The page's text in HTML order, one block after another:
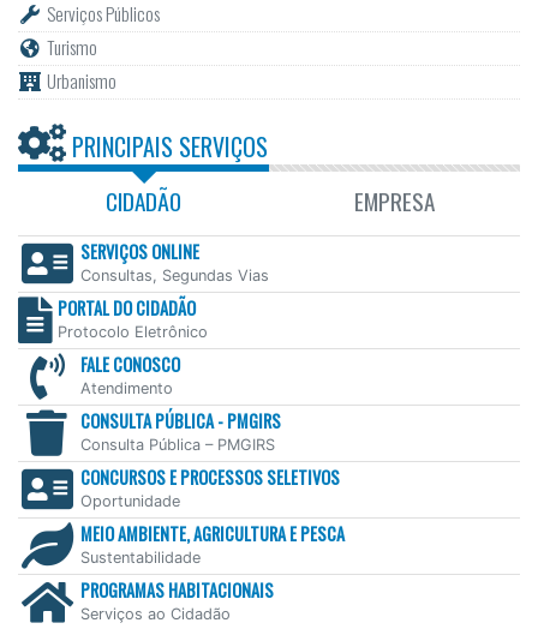
Serviços Públicos
Turismo
Urbanismo
PRINCIPAIS SERVIÇOS
CIDADÃO EMPRESA
SERVIÇOS ONLINE
Consultas, Segundas Vias
PORTAL DO CIDADÃO
Protocolo Eletrônico
FALE CONOSCO
Atendimento
CONSULTA PÚBLICA - PMGIRS
Consulta Pública – PMGIRS
CONCURSOS E PROCESSOS SELETIVOS
Oportunidade
MEIO AMBIENTE, AGRICULTURA E PESCA
Sustentabilidade
PROGRAMAS HABITACIONAIS
Serviços ao Cidadão